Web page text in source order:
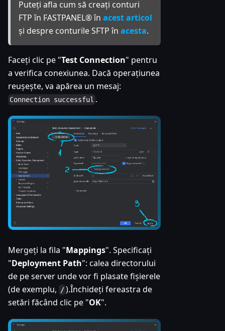
Puteți afla cum să creați conturi
FTP în FASTPANEL® în acest articol
și despre conturile SFTP în acesta.
Faceți clic pe "Test Connection" pentru
a verifica conexiunea. Dacă operațiunea
reușește, va apărea un mesaj:
Connection successful .
Mergeți la fila "Mappings". Specificați
"Deployment Path": calea directorului
de pe server unde vor fi plasate fișierele
(de exemplu,
/ ).Închideți fereastra de
setări făcând clic pe "OK".